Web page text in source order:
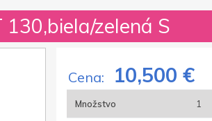
130,biela/zelená S
Cena: 10,500 €
Množstvo 1